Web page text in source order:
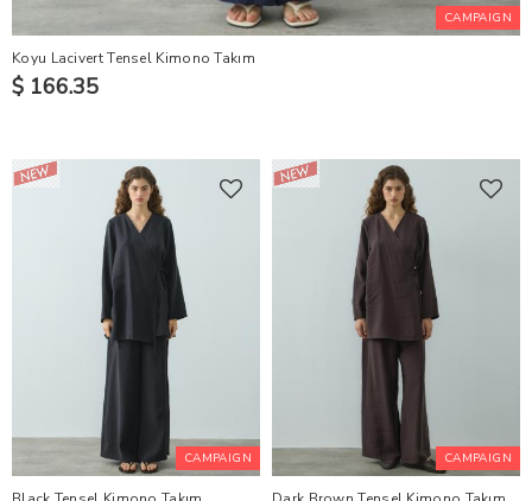
CAMPAIGN
Koyu Lacivert Tensel Kimono Takım
$ 166.35
CAMPAIGN CAMPAIGN